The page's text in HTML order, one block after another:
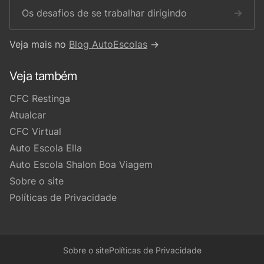
Os desafios de se trabalhar dirigindo →
Veja mais no Blog AutoEscolas →
Veja também
CFC Restinga
Atualcar
CFC Virtual
Auto Escola Ella
Auto Escola Shalon Boa Viagem
Sobre o site
Políticas de Privacidade
Sobre o sitePolíticas de Privacidade